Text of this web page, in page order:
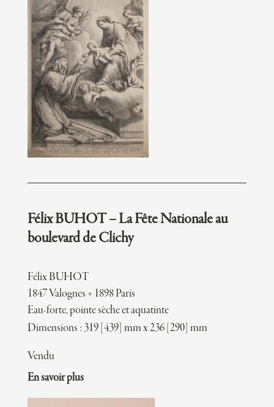
Félix BUHOT – La Fête Nationale au
boulevard de Clichy
Félix BUHOT
1847 Valognes + 1898 Paris
Eau-forte, pointe sèche et aquatinte
Dimensions : 319 [439] mm x 236 [290] mm
Vendu
En savoir plus